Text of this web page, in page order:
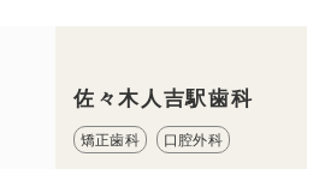
佐々木人吉駅歯科
矯正歯科 口腔外科